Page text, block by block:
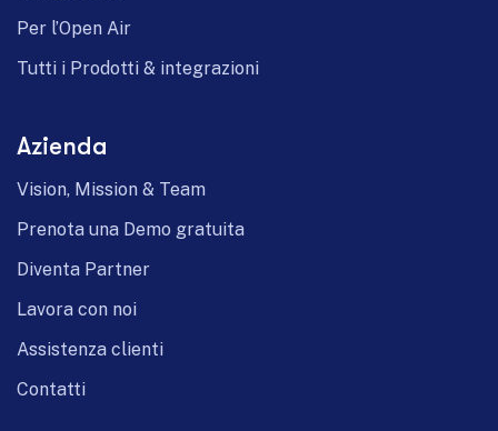
Per l’Open Air
Tutti i Prodotti & integrazioni
Azienda
Vision, Mission & Team
Prenota una Demo gratuita
Diventa Partner
Lavora con noi
Assistenza clienti
Contatti